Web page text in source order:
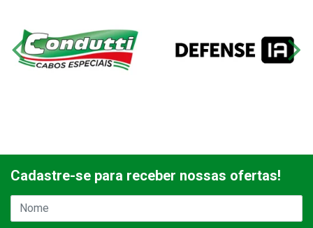
Cadastre-se para receber nossas ofertas!